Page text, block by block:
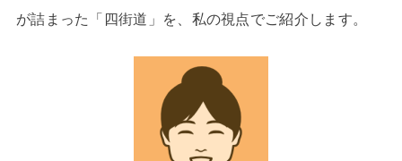
が詰まった「四街道」を、私の視点でご紹介します。